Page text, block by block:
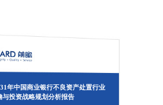
年中国商业银行不良资产处置行业
与投资战略规划分析报告